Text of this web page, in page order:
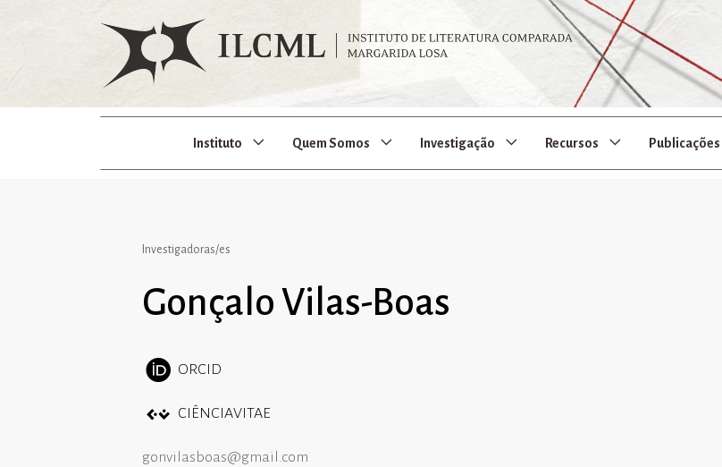
Instituto Quem Somos Investigação Recursos Publicações
Investigadoras/es
Gonçalo Vilas-Boas
ORCID
CIÊNCIAVITAE
gonvilasboas@gmail.com